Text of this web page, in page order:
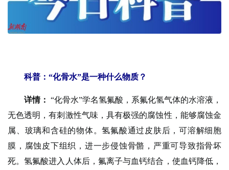
科普：“化骨水”是一种什么物质？
详情： “化骨水”学名氢氟酸，系氟化氢气体的水溶液，
无色透明，有刺激性气味，具有极强的腐蚀性，能够腐蚀金
属、玻璃和含硅的物体。氢氟酸通过皮肤后，可溶解细胞
膜，腐蚀皮下组织，进一步侵蚀骨骼，严重可导致指骨坏
死。氢氟酸进入人体后，氟离子与血钙结合，使血钙降低，